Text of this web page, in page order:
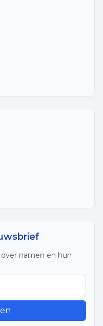
namen en hun